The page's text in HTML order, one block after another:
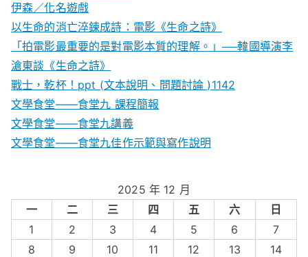
伊森／化名遊戲
以生命的消亡淬鍊成詩：電影《生命之詩》
「拍電影最重要的是對電影本質的理解。」──韓國導演李
滄東談《生命之詩》
戰士，乾杯！ppt (文本說明、問題討論 )1142
文學食堂——食堂九 課程簡報
文學食堂――食堂九講義
文學食堂——食堂九佳作示範與寫作說明
2025 年 12 月
一
二 三 四 五 六
日
1
2 3 4 5 6
7
8
9 10 11 12 13
14